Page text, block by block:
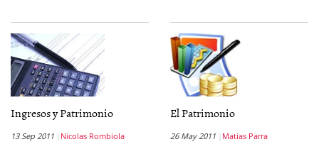
Ingresos y Patrimonio
13 Sep 2011 Nicolas Rombiola
El Patrimonio
26 May 2011 Matias Parra